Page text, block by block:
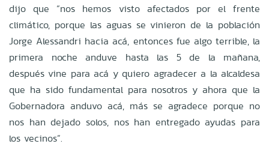
dijo que “nos hemos visto afectados por el frente
climático, porque las aguas se vinieron de la población
Jorge Alessandri hacia acá, entonces fue algo terrible, la
primera noche anduve hasta las 5 de la mañana,
después vine para acá y quiero agradecer a la alcaldesa
que ha sido fundamental para nosotros y ahora que la
Gobernadora anduvo acá, más se agradece porque no
nos han dejado solos, nos han entregado ayudas para
los vecinos”.